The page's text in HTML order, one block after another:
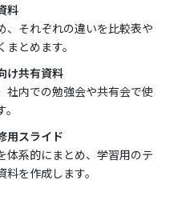
料
、それぞれの違いを比較表や
とめます。
け共有資料
社内での勉強会や共有会で使
用スライド
体系的にまとめ、学習用のテ
を作成します。